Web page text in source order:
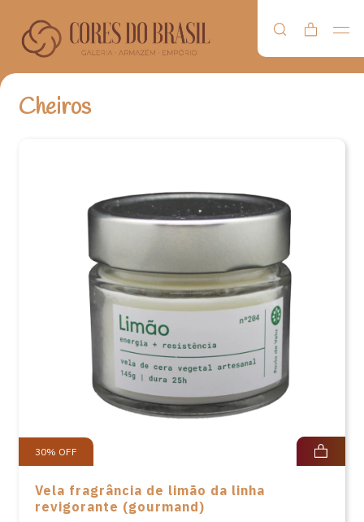
Cheiros
30% OFF
Vela fragrância de limão da linha
revigorante (gourmand)